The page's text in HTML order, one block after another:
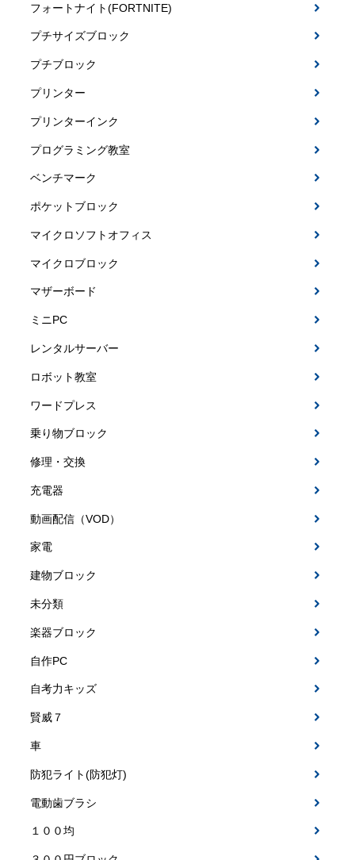
フォートナイト(FORTNITE)
プチサイズブロック
プチブロック
プリンター
プリンターインク
プログラミング教室
ベンチマーク
ポケットブロック
マイクロソフトオフィス
マイクロブロック
マザーボード
ミニPC
レンタルサーバー
ロボット教室
ワードプレス
乗り物ブロック
修理・交換
充電器
動画配信（VOD）
家電
建物ブロック
未分類
楽器ブロック
自作PC
自考力キッズ
賢威７
車
防犯ライト(防犯灯)
電動歯ブラシ
１００均